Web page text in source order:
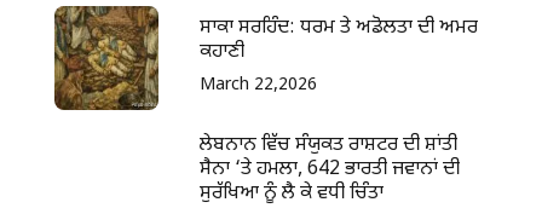
ਸਾਕਾ ਸਰਹਿੰਦ: ਧਰਮ ਤੇ ਅਡੋਲਤਾ ਦੀ ਅਮਰ
ਕਹਾਣੀ
March 22,2026
ਲੇਬਨਾਨ ਵਿੱਚ ਸੰਯੁਕਤ ਰਾਸ਼ਟਰ ਦੀ ਸ਼ਾਂਤੀ
ਸੈਨਾ ‘ਤੇ ਹਮਲਾ, 642 ਭਾਰਤੀ ਜਵਾਨਾਂ ਦੀ
ਸੁਰੱਖਿਆ ਨੂੰ ਲੈ ਕੇ ਵਧੀ ਚਿੰਤਾ